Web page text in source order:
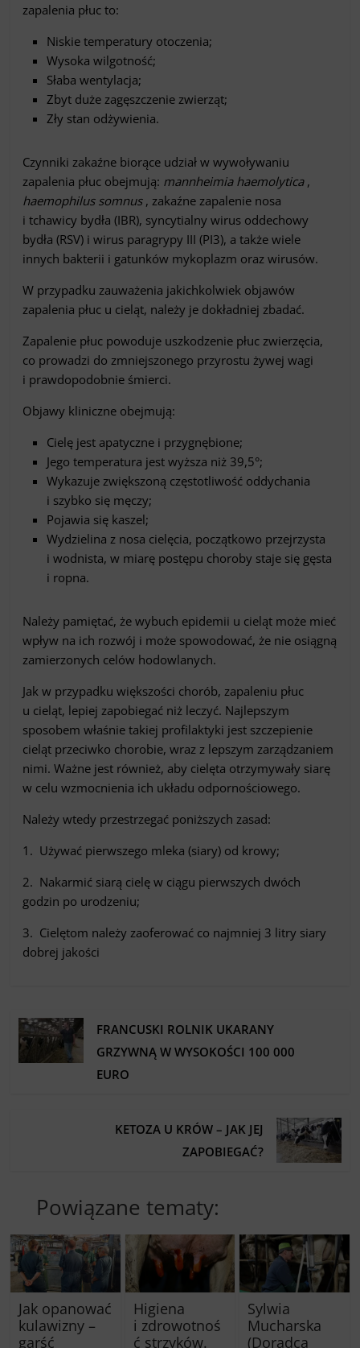
zapalenia płuc to:
Niskie temperatury otoczenia;
Wysoka wilgotność;
Słaba wentylacja;
Zbyt duże zagęszczenie zwierząt;
Zły stan odżywienia.
Czynniki zakaźne biorące udział w wywoływaniu
zapalenia płuc obejmują: mannheimia haemolytica,
haemophilus somnus, zakaźne zapalenie nosa
i tchawicy bydła (IBR), syncytialny wirus oddechowy
bydła (RSV) i wirus paragrypy III (PI3), a także wiele
innych bakterii i gatunków mykoplazm oraz wirusów.
W przypadku zauważenia jakichkolwiek objawów
zapalenia płuc u cieląt, należy je dokładniej zbadać.
Zapalenie płuc powoduje uszkodzenie płuc zwierzęcia,
co prowadzi do zmniejszonego przyrostu żywej wagi
i prawdopodobnie śmierci.
Objawy kliniczne obejmują:
Cielę jest apatyczne i przygnębione;
Jego temperatura jest wyższa niż 39,5°;
Wykazuje zwiększoną częstotliwość oddychania
i szybko się męczy;
Pojawia się kaszel;
Wydzielina z nosa cielęcia, początkowo przejrzysta
i wodnista, w miarę postępu choroby staje się gęsta
i ropna.
Należy pamiętać, że wybuch epidemii u cieląt może mieć
wpływ na ich rozwój i może spowodować, że nie osiągną
zamierzonych celów hodowlanych.
Jak w przypadku większości chorób, zapaleniu płuc
u cieląt, lepiej zapobiegać niż leczyć. Najlepszym
sposobem właśnie takiej profilaktyki jest szczepienie
cieląt przeciwko chorobie, wraz z lepszym zarządzaniem
nimi. Ważne jest również, aby cielęta otrzymywały siarę
w celu wzmocnienia ich układu odpornościowego.
Należy wtedy przestrzegać poniższych zasad:
1. Używać pierwszego mleka (siary) od krowy;
2. Nakarmić siarą cielę w ciągu pierwszych dwóch
godzin po urodzeniu;
3. Cielętom należy zaoferować co najmniej 3 litry siary
dobrej jakości
FRANCUSKI ROLNIK UKARANY
GRZYWNĄ W WYSOKOŚCI 100 000
EURO
KETOZA U KRÓW – JAK JEJ
ZAPOBIEGAĆ?
Powiązane tematy:
Jak opanować
kulawizny –
garść
Higiena
i zdrowotnoś
ć strzyków.
Sylwia
Mucharska
(Doradca